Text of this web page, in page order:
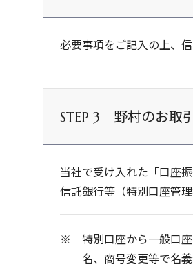
必要事項をご記入の上、
STEP 3 野村のお取
当社で受け入れた「口座
信託銀行等（特別口座管
特別口座から一般口
名、商号変更等で名